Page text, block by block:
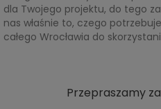
dla Twojego projektu, do tego
nas właśnie to, czego
całego Wrocławia do
Przepraszamy